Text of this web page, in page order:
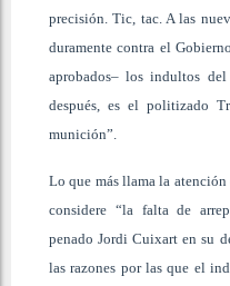
precisión. Tic, tac. A las
duramente contra el
aprobados– los indultos
después, es el politizado
munición”.
Lo que más llama la
considere “la falta de
penado Jordi Cuixart en su
las razones por las que el